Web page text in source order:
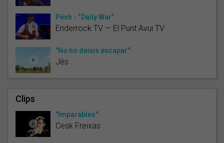
Pësh - “Daily War”
Enderrock TV — El Punt Avui TV
"No ho deixis escapar"
Jès
Clips
"Imparables"
Cesk Freixas